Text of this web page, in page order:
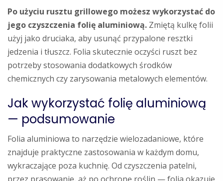
Po użyciu rusztu grillowego możesz wykorzystać do
jego czyszczenia folię aluminiową. Zmiętą kulkę folii
użyj jako druciaka, aby usunąć przypalone resztki
jedzenia i tłuszcz. Folia skutecznie oczyści ruszt bez
potrzeby stosowania dodatkowych środków
chemicznych czy zarysowania metalowych elementów.
Jak wykorzystać folię aluminiową
— podsumowanie
Folia aluminiowa to narzędzie wielozadaniowe, które
znajduje praktyczne zastosowania w każdym domu,
wykraczające poza kuchnię. Od czyszczenia patelni,